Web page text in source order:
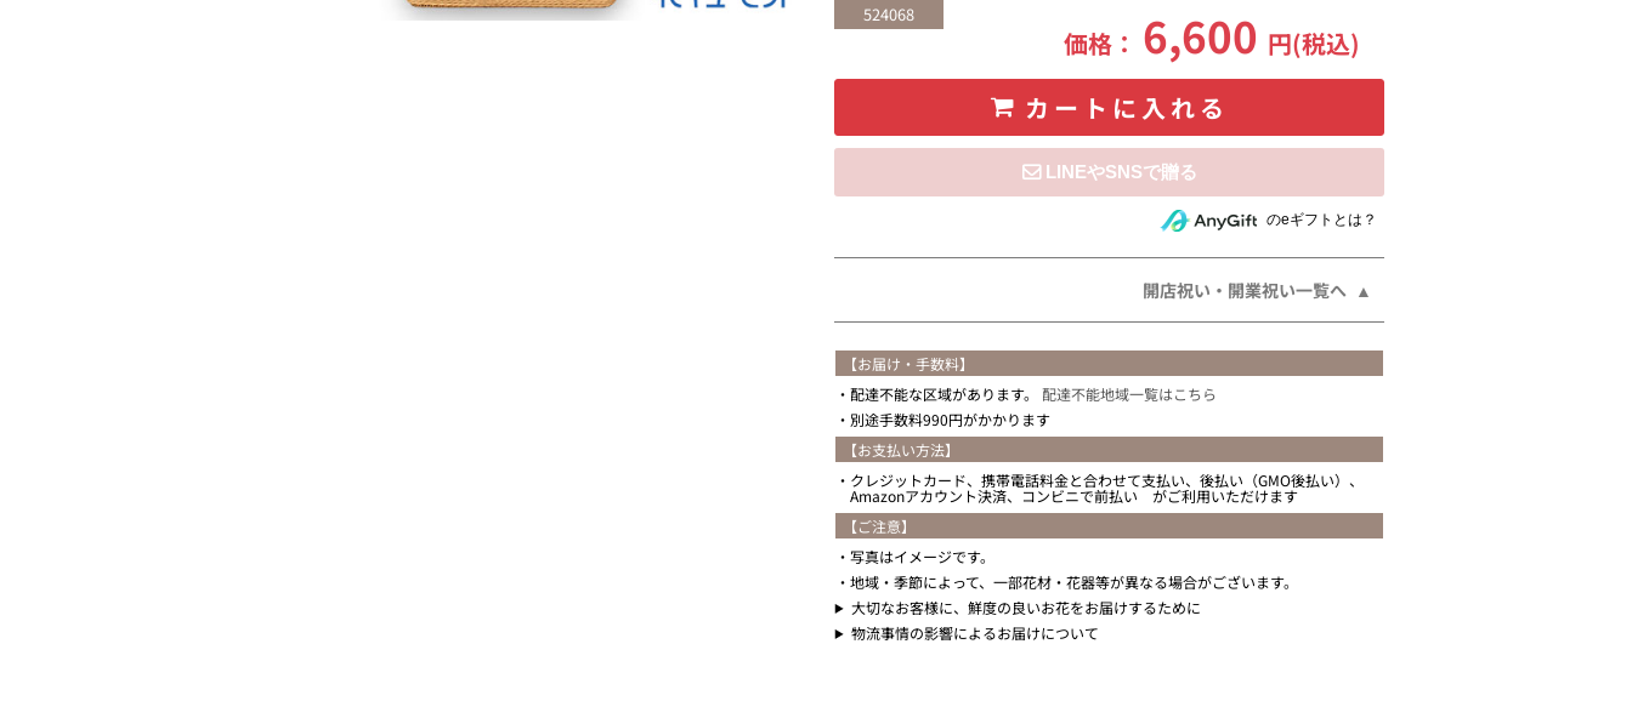
524068
価格： 6,600 円(税込)
カートに入れる
住所を知らない相手にeギフトで贈るのeギフトとは？
開店祝い・開業祝い一覧へ
【お届け・手数料】
配達不能な区域があります。 配達不能地域一覧はこちら
別途手数料990円がかかります
【お支払い方法】
クレジットカード、携帯電話料金と合わせて支払い、後払い（GMO後払い）、
Amazonアカウント決済、コンビニで前払い がご利用いただけます
【ご注意】
写真はイメージです。
地域・季節によって、一部花材・花器等が異なる場合がございます。
大切なお客様に、鮮度の良いお花をお届けするために
物流事情の影響によるお届けについて